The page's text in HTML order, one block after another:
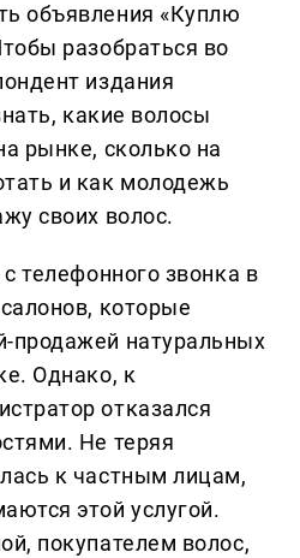
объявления «Куплю
разобраться во
издания
какие волосы
рынке, сколько на
и как молодежь
своих волос.
телефонного звонка в
которые
продажей натуральных
Однако, к
отказался
Не теряя
к частным лицам,
этой услугой.
покупателем волос,